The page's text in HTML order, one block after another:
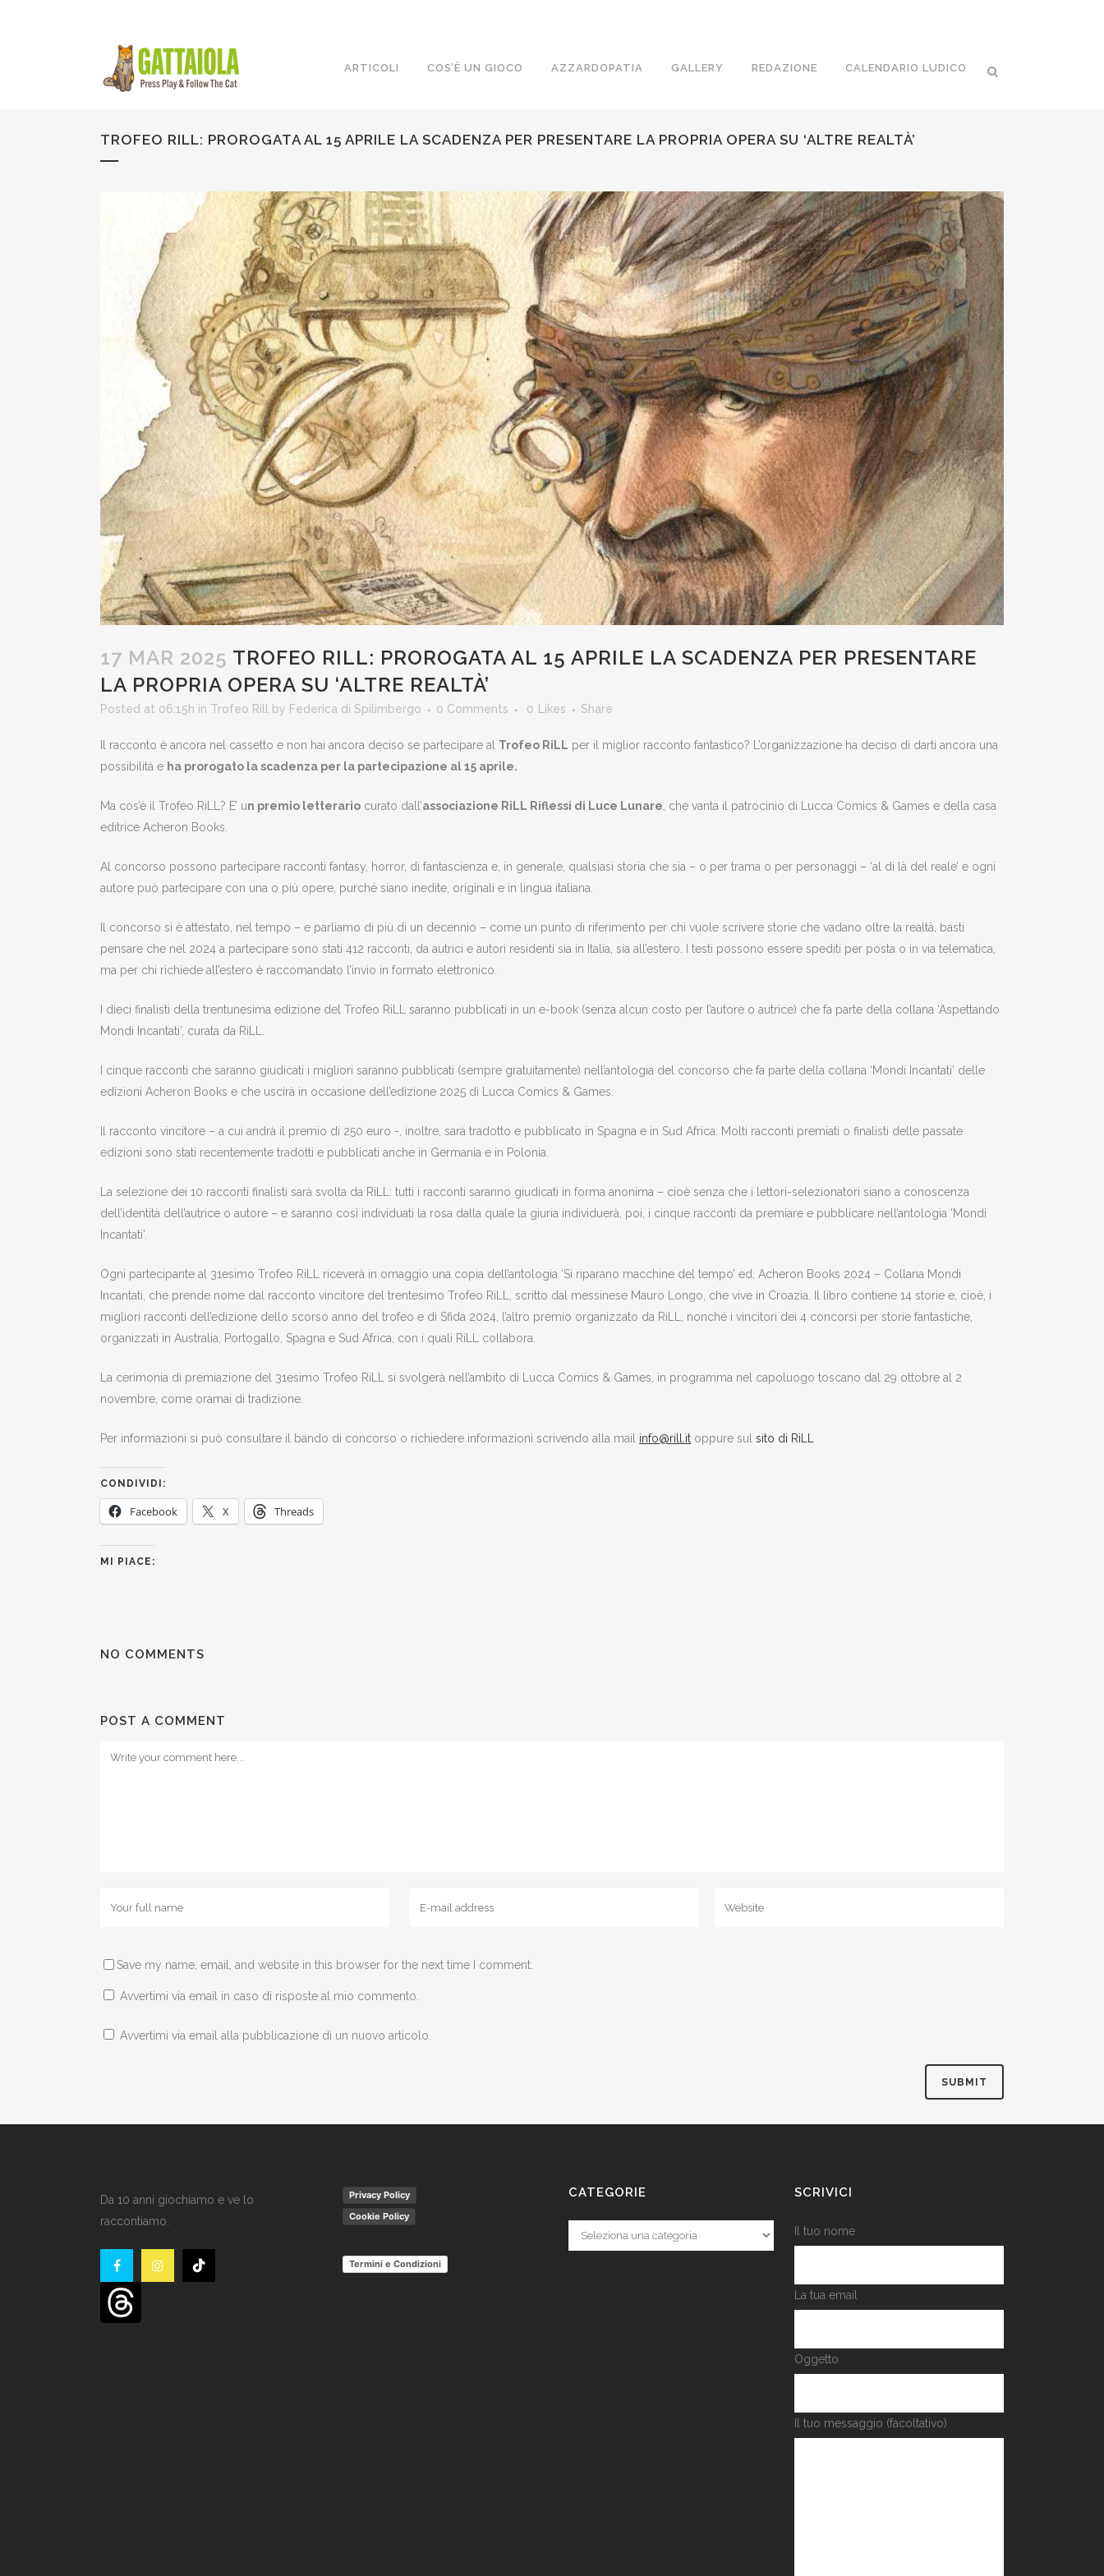
ARTICOLI COS’È UN GIOCO AZZARDOPATIA GALLERY REDAZIONE CALENDARIO LUDICO
TROFEO RILL: PROROGATA AL 15 APRILE LA SCADENZA PER PRESENTARE LA PROPRIA OPERA SU ‘ALTRE REALTÀ’
17 MAR 2025 TROFEO RILL: PROROGATA AL 15 APRILE LA SCADENZA PER PRESENTARE
LA PROPRIA OPERA SU ‘ALTRE REALTÀ’
Posted at 06:15h in Trofeo Rill by Federica di Spilimbergo 0 Comments 0 Likes Share
Il racconto è ancora nel cassetto e non hai ancora deciso se partecipare al Trofeo RiLL per il miglior racconto fantastico? L’organizzazione ha deciso di darti ancora una
possibilità e ha prorogato la scadenza per la partecipazione al 15 aprile.
Ma cos’è il Trofeo RiLL? E’ un premio letterario curato dall’associazione RiLL Riflessi di Luce Lunare , che vanta il patrocinio di Lucca Comics & Games e della casa
editrice Acheron Books.
Al concorso possono partecipare racconti fantasy, horror, di fantascienza e, in generale, qualsiasi storia che sia – o per trama o per personaggi – ‘al di là del reale’ e ogni
autore può partecipare con una o più opere, purché siano inedite, originali e in lingua italiana.
Il concorso si è attestato, nel tempo – e parliamo di più di un decennio – come un punto di riferimento per chi vuole scrivere storie che vadano oltre la realtà, basti
pensare che nel 2024 a partecipare sono stati 412 racconti, da autrici e autori residenti sia in Italia, sia all’estero. I testi possono essere spediti per posta o in via telematica,
ma per chi richiede all’estero è raccomandato l’invio in formato elettronico.
I dieci finalisti della trentunesima edizione del Trofeo RiLL saranno pubblicati in un e-book (senza alcun costo per l’autore o autrice) che fa parte della collana ‘Aspettando
Mondi Incantati’, curata da RiLL.
I cinque racconti che saranno giudicati i migliori saranno pubblicati (sempre gratuitamente) nell’antologia del concorso che fa parte della collana ‘Mondi Incantati’ delle
edizioni Acheron Books e che uscirà in occasione dell’edizione 2025 di Lucca Comics & Games.
Il racconto vincitore – a cui andrà il premio di 250 euro -, inoltre, sarà tradotto e pubblicato in Spagna e in Sud Africa. Molti racconti premiati o finalisti delle passate
edizioni sono stati recentemente tradotti e pubblicati anche in Germania e in Polonia.
La selezione dei 10 racconti finalisti sarà svolta da RiLL: tutti i racconti saranno giudicati in forma anonima – cioè senza che i lettori-selezionatori siano a conoscenza
dell’identità dell’autrice o autore – e saranno così individuati la rosa dalla quale la giuria individuerà, poi, i cinque racconti da premiare e pubblicare nell’antologia ‘Mondi
Incantati’.
Ogni partecipante al 31esimo Trofeo RiLL riceverà in omaggio una copia dell’antologia ‘Si riparano macchine del tempo’ ed. Acheron Books 2024 – Collana Mondi
Incantati, che prende nome dal racconto vincitore del trentesimo Trofeo RiLL, scritto dal messinese Mauro Longo, che vive in Croazia. Il libro contiene 14 storie e, cioè, i
migliori racconti dell’edizione dello scorso anno del trofeo e di Sfida 2024, l’altro premio organizzato da RiLL, nonché i vincitori dei 4 concorsi per storie fantastiche,
organizzati in Australia, Portogallo, Spagna e Sud Africa, con i quali RiLL collabora.
La cerimonia di premiazione del 31esimo Trofeo RiLL si svolgerà nell’ambito di Lucca Comics & Games, in programma nel capoluogo toscano dal 29 ottobre al 2
novembre, come oramai di tradizione.
Per informazioni si può consultare il bando di concorso o richiedere informazioni scrivendo alla mail info@rill.it oppure sul sito di RiLL
CONDIVIDI:
Facebook X Threads
MI PIACE:
NO COMMENTS
POST A COMMENT
Save my name, email, and website in this browser for the next time I comment.
Avvertimi via email in caso di risposte al mio commento.
Avvertimi via email alla pubblicazione di un nuovo articolo.
Da 10 anni giochiamo e ve lo
raccontiamo.
Privacy Policy
Cookie Policy
Termini e Condizioni
CATEGORIE
Categorie
SCRIVICI
Il tuo nome
La tua email
Oggetto
Il tuo messaggio (facoltativo)